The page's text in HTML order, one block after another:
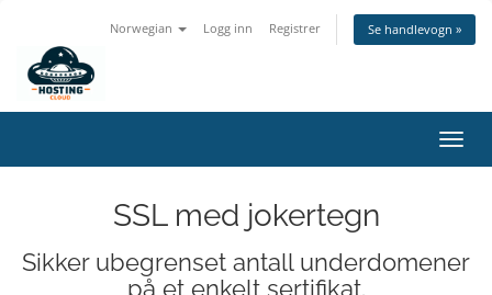
Norwegian Logg inn Registrer Se handlevogn »
Bytt
SSL med jokertegn
Sikker ubegrenset antall underdomener
på et enkelt sertifikat.